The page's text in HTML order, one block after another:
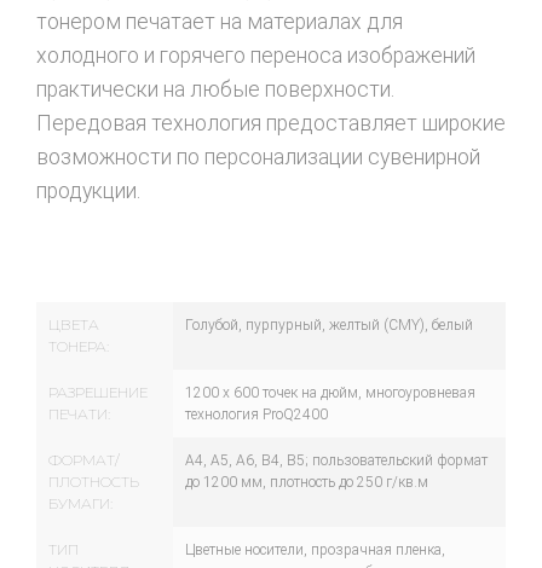
тонером печатает на материалах для
холодного и горячего переноса изображений
практически на любые поверхности.
Передовая технология предоставляет широкие
возможности по персонализации сувенирной
продукции.
ЦВЕТА
ТОНЕРА:
Голубой, пурпурный, желтый (CMY), белый
РАЗРЕШЕНИЕ
ПЕЧАТИ:
1200 x 600 точек на дюйм, многоуровневая
технология ProQ2400
ФОРМАТ/
ПЛОТНОСТЬ
БУМАГИ:
A4, A5, A6, B4, B5; пользовательский формат
до 1200 мм, плотность до 250 г/кв.м
ТИП
Цветные носители, прозрачная пленка,